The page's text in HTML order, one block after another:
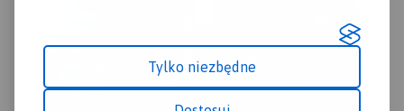
Tylko niezbędne